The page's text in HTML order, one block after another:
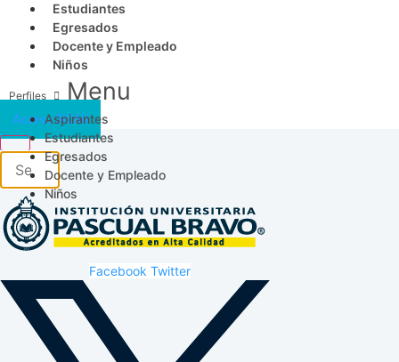
Estudiantes
Egresados
Docente y Empleado
Niños
Menu
Aspirantes
Estudiantes
Egresados
Docente y Empleado
Niños
Acceso SICAU
Facebook Twitter